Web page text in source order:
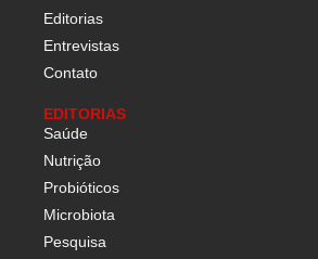
Editorias
Entrevistas
Contato
EDITORIAS
Saúde
Nutrição
Probióticos
Microbiota
Pesquisa